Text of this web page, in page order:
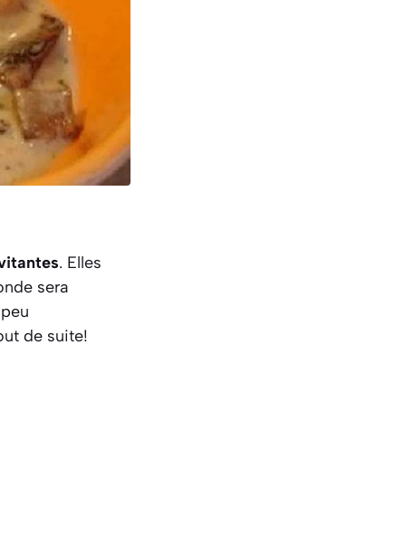
. Elles
sera
de suite!